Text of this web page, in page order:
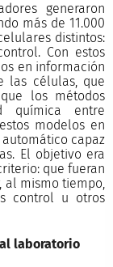
generaron
más de 11.000
distintos:
Con estos
en información
las células, que
los métodos
química entre
modelos en
capaz
El objetivo era
que fueran
al mismo tiempo,
control u otros
laboratorio